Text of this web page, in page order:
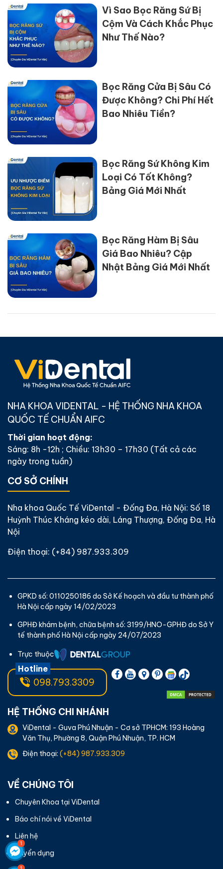
Vì Sao Bọc Răng Sứ Bị
Cộm Và Cách Khắc Phục
Như Thế Nào?
Bọc Răng Cửa Bị Sâu Có
Được Không? Chi Phí Hết
Bao Nhiêu Tiền?
Bọc Răng Sứ Không Kim
Loại Có Tốt Không?
Bảng Giá Mới Nhất
Bọc Răng Hàm Bị Sâu
Giá Bao Nhiêu? Cập
Nhật Bảng Giá Mới Nhất
NHA KHOA VIDENTAL - HỆ THỐNG NHA KHOA
QUỐC TẾ CHUẨN AIFC
Thời gian hoạt động:
Sáng: 8h -12h ; Chiều: 13h30 – 17h30 (Tất cả các
ngày trong tuần)
CƠ SỞ CHÍNH
Nha khoa Quốc Tế ViDental - Đống Đa, Hà Nội: Số 18
Huỳnh Thúc Kháng kéo dài, Láng Thượng, Đống Đa, Hà
Nội
Điện thoại: (+84) 987.933.309
GPKD số: 0110250186 do Sở Kế hoạch và đầu tư thành phố
Hà Nội cấp ngày 14/02/2023
GPHĐ khám bệnh, chữa bệnh số: 3199/HNO-GPHĐ do Sở Y
tế thành phố Hà Nội cấp ngày 24/07/2023
Trực thuộc
Hotline
098.793.3309
HỆ THỐNG CHI NHÁNH
ViDental - Guva Phú Nhuận - Cơ sở TPHCM: 193 Hoàng
Văn Thụ, Phường 8, Quận Phú Nhuận, TP. HCM
Điện thoại: (+84) 987.933.309
VỀ CHÚNG TÔI
Chuyên Khoa tại ViDental
Báo chí nói về ViDental
Liên hệ
Tuyển dụng